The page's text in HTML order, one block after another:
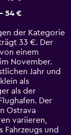
54 €
der Kategorie
33 €. Der
einem
November.
Jahr und
als
als der
Der
Ostrava
variieren,
und